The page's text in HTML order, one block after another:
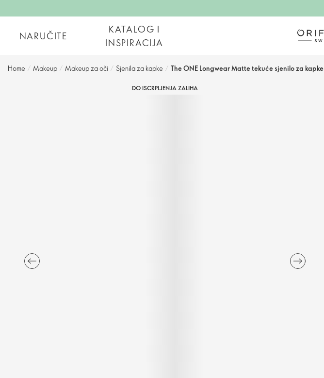
NARUČITE
KATALOG I
INSPIRACIJA
Home / Makeup / Makeup za oči / Sjenila za kapke / The ONE Longwear Matte tekuće sjenilo za kapke
DO ISCRPLJENJA ZALIHA